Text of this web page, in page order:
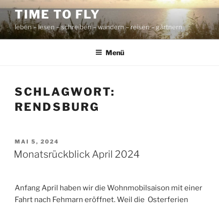
Zum
Inhalt
springen
TIME TO FLY
leben – lesen – schreiben – wandern – reisen – gärtnern
Menü
SCHLAGWORT:
RENDSBURG
VERÖFFENTLICHT
AM
MAI 5, 2024
Monatsrückblick April 2024
Anfang April haben wir die Wohnmobilsaison mit einer
Fahrt nach Fehmarn eröffnet. Weil die Osterferien